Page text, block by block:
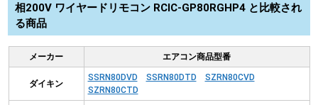
相200V ワイヤードリモコン RCIC-GP80RGHP4 と比較され
る商品
メーカー エアコン商品型番
ダイキン
SSRN80DVD SSRN80DTD
SZRN80CVD
SZRN80CTD